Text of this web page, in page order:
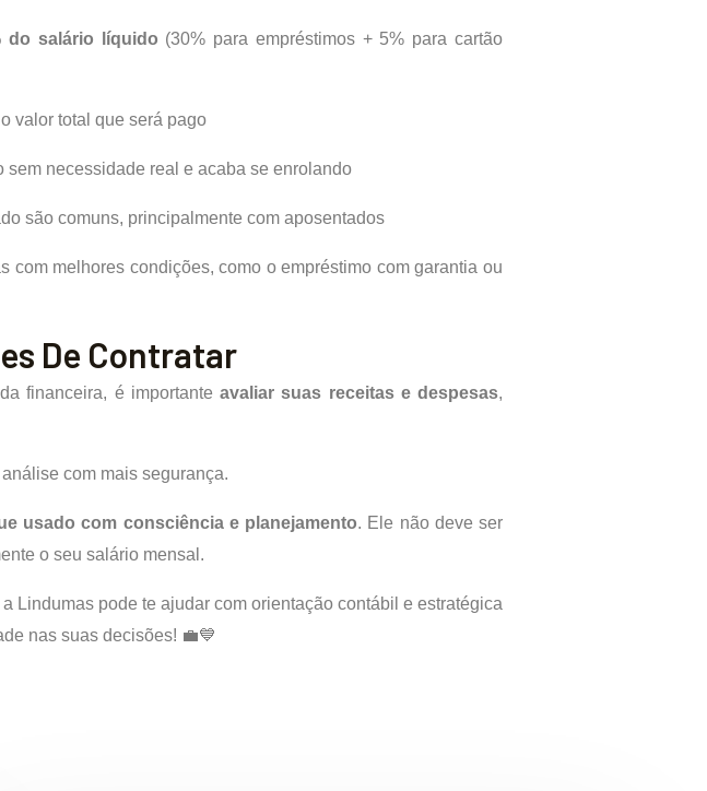
do salário líquido (30% para empréstimos + 5% para cartão
valor total que será pago
sem necessidade real e acaba se enrolando
são comuns, principalmente com aposentados
com melhores condições, como o empréstimo com garantia ou
De Contratar
financeira, é importante avaliar suas receitas e despesas,
com mais segurança.
usado com consciência e planejamento. Ele não deve ser
o seu salário mensal.
Lindumas pode te ajudar com orientação contábil e estratégica
nas suas decisões! 💼💙